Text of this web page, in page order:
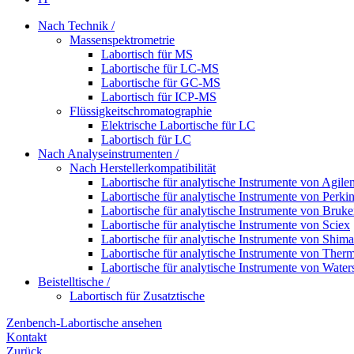
Nach Technik /
Massenspektrometrie
Labortisch für MS
Labortische für LC-MS
Labortische für GC-MS
Labortisch für ICP-MS
Flüssigkeitschromatographie
Elektrische Labortische für LC
Labortisch für LC
Nach Analyseinstrumenten /
Nach Herstellerkompatibilität
Labortische für analytische Instrumente von
Labortische für analytische Instrumente von Perkin
Labortische für analytische Instrumente von
Labortische für analytische Instrumente von Sciex
Labortische für analytische Instrumente von
Labortische für analytische Instrumente von
Labortische für analytische Instrumente von
Beistelltische /
Labortisch für Zusatztische
Zenbench-Labortische ansehen
Kontakt
Zurück